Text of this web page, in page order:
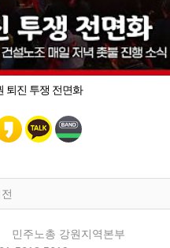
퇴진 투쟁 전면화
민주노총 강원지역본부